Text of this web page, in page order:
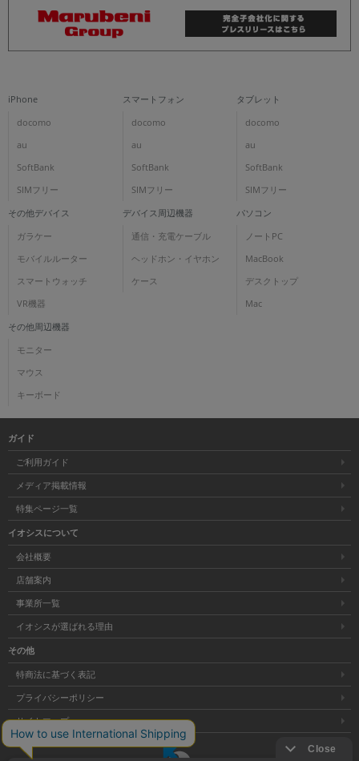
iPhone
docomo
au
SoftBank
SIMフリー
スマートフォン
docomo
au
SoftBank
SIMフリー
タブレット
docomo
au
SoftBank
SIMフリー
その他デバイス
ガラケー
モバイルルーター
スマートウォッチ
VR機器
デバイス周辺機器
通信・充電ケーブル
ヘッドホン・イヤホン
ケース
パソコン
ノートPC
MacBook
デスクトップ
Mac
その他周辺機器
モニター
マウス
キーボード
ガイド
ご利用ガイド
メディア掲載情報
特集ページ一覧
イオシスについて
会社概要
店舗案内
事業所一覧
イオシスが選ばれる理由
その他
特商法に基づく表記
プライバシーポリシー
サイトマップ